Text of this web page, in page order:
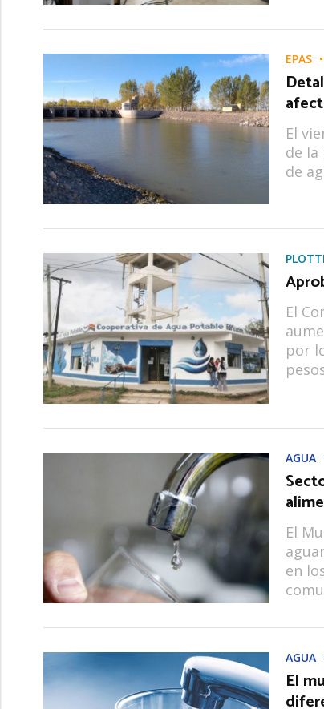
EPAS
El
de
de
El
por
AGUA
El
en
AGUA
El